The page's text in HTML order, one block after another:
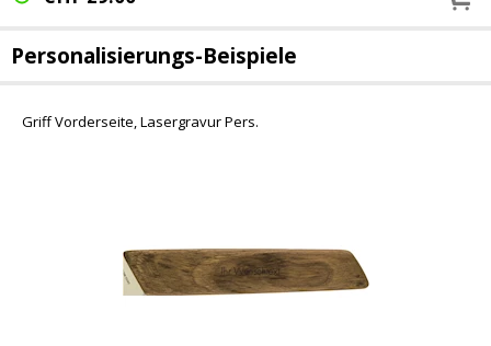
Personalisierungs-Beispiele
Griff Vorderseite, Lasergravur Pers.